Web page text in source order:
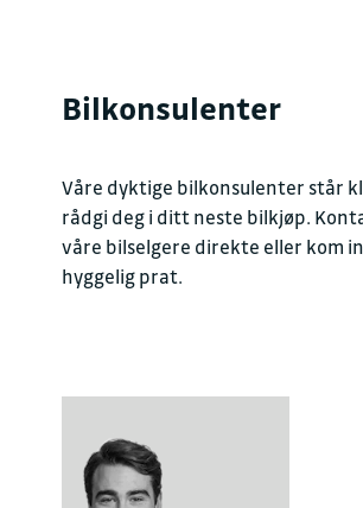
Bilkonsulenter
Våre dyktige bilkonsulenter står
rådgi deg i ditt neste bilkjøp.
våre bilselgere direkte eller kom
hyggelig prat.